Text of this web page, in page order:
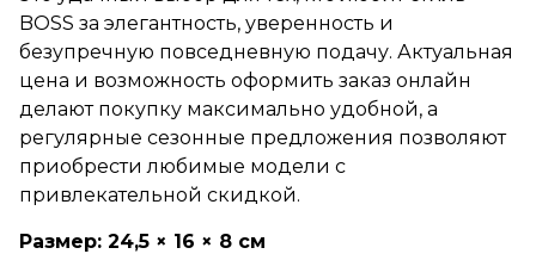
BOSS за элегантность, уверенность и
безупречную повседневную подачу. Актуальная
цена и возможность оформить заказ онлайн
делают покупку максимально удобной, а
регулярные сезонные предложения позволяют
приобрести любимые модели с
привлекательной скидкой.
Размер: 24,5 × 16 × 8 см